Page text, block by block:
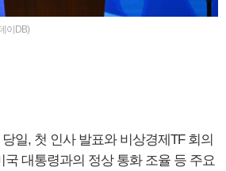
이DB)
일, 첫 인사 발표와 비상경제TF 회의
국 대통령과의 정상 통화 조율 등 주요